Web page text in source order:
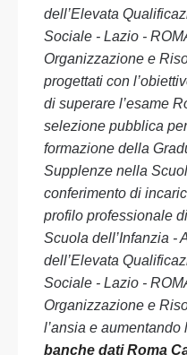
dell’Elevata
Sociale - Lazio -
Organizzazione e
progettati con
di superare l’esame
selezione pubblica
formazione della
Supplenze nella
conferimento di
profilo professionale
Scuola dell’Infanzia -
dell’Elevata
Sociale - Lazio -
Organizzazione e
l’ansia e
banche dati Roma